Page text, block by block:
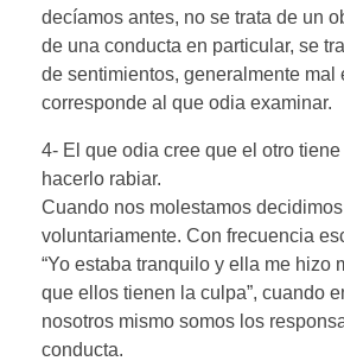
decíamos antes, no se trata de un
de una conducta en particular, se
de sentimientos, generalmente mal
corresponde al que odia examinar.
4- El que odia cree que el otro
hacerlo rabiar.
Cuando nos molestamos
voluntariamente. Con frecuencia
“Yo estaba tranquilo y ella me hizo
que ellos tienen la culpa”, cuando
nosotros mismo somos los
conducta.